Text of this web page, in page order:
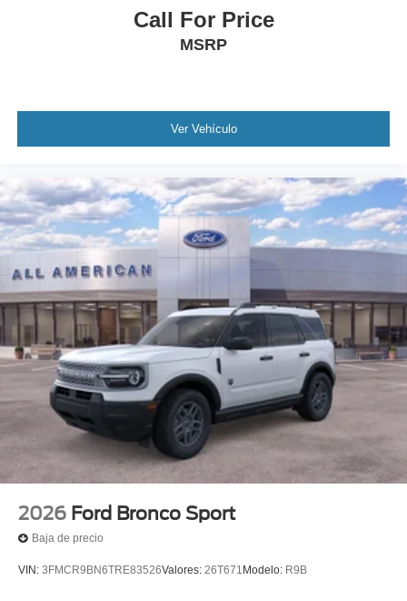
Call For Price
MSRP
Ver Vehículo
2026 Ford Bronco Sport
Baja de precio
VIN: 3FMCR9BN6TRE83526Valores: 26T671 Modelo: R9B